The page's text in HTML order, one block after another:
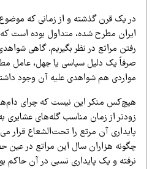
یک قرن گذشته و از زمانی که موضوع
مطرح شده، متداول بوده است که عشایر
مراتع در نظر بگیریم. گاهی شواهدی بر
یک دلیل سیاسی یا جهل، عامل مطرح
هم شواهدی علیه آن وجود داشته
منکر این نیست که چرای دام‌های
از زمان مناسب گله‌های عشایری به
آن مرتع را تحت‌الشعاع قرار
هزاران سال این مراتع در عین حضور
و یک پایداری نسبی در آن حاکم بوده